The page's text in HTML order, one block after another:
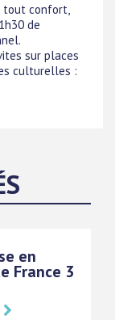
tout confort,
de
sur places
culturelles :
en
France 3